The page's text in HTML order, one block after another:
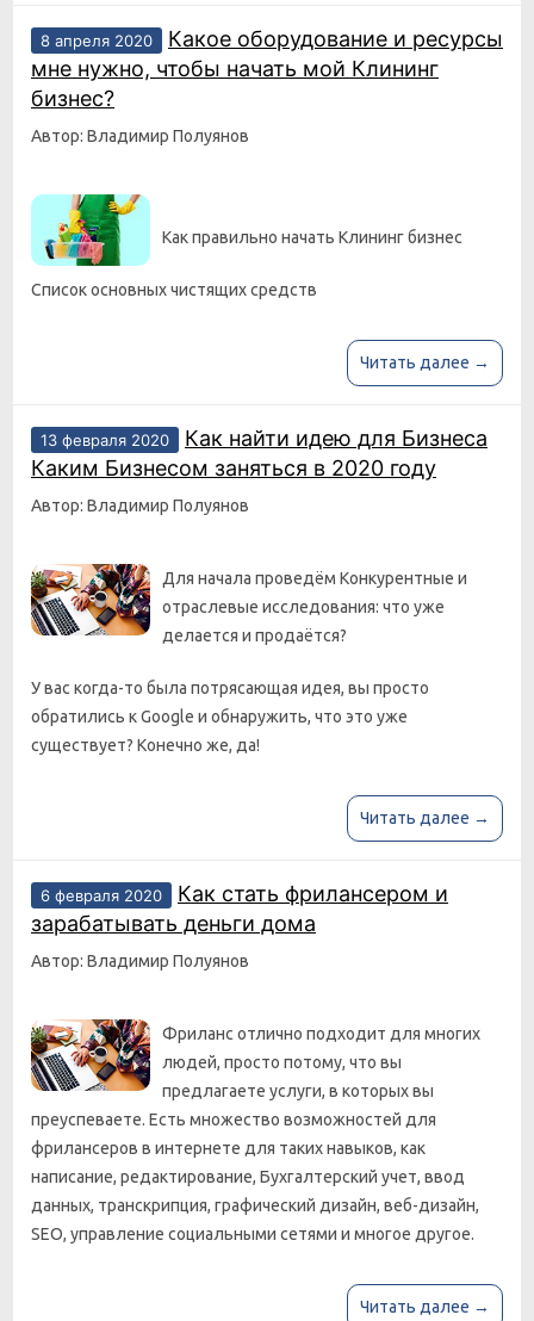
8 апреля 2020
Какое оборудование и ресурсы
мне нужно, чтобы начать мой Клининг
бизнес?
Автор: Владимир Полуянов
Как правильно начать Клининг бизнес
Список основных чистящих средств
Читать далее →
13 февраля 2020
Как найти идею для Бизнеса
Каким Бизнесом заняться в 2020 году
Автор: Владимир Полуянов
Для начала проведём Конкурентные и
отраслевые исследования: что уже
делается и продаётся?
У вас когда-то была потрясающая идея, вы просто
обратились к Google и обнаружить, что это уже
существует? Конечно же, да!
Читать далее →
6 февраля 2020
Как стать фрилансером и
зарабатывать деньги дома
Автор: Владимир Полуянов
Фриланс отлично подходит для многих
людей, просто потому, что вы
предлагаете услуги, в которых вы
преуспеваете. Есть множество возможностей для
фрилансеров в интернете для таких навыков, как
написание, редактирование, Бухгалтерский учет, ввод
данных, транскрипция, графический дизайн, веб-дизайн,
SEO, управление социальными сетями и многое другое.
Читать далее →